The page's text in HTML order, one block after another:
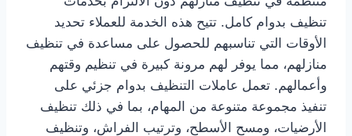
تنظيف بدوام كامل. تتيح هذه الخدمة للعملاء تحديد
الأوقات التي تناسبهم للحصول على مساعدة في تنظيف
منازلهم، مما يوفر لهم مرونة كبيرة في تنظيم وقتهم
وأعمالهم. تعمل عاملات التنظيف بدوام جزئي على
تنفيذ مجموعة متنوعة من المهام، بما في ذلك تنظيف
الأرضيات، ومسح الأسطح، وترتيب الفراش، وتنظيف